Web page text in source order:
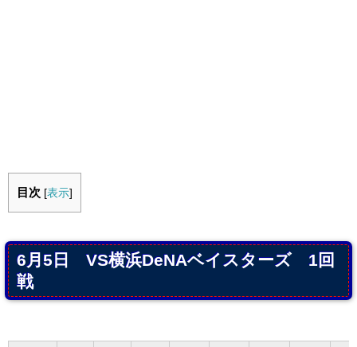
目次 [表示]
6月5日 VS横浜DeNAベイスターズ 1回
戦